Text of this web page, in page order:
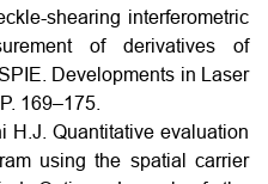
shearing interferometric
of derivatives of
Developments in Laser
169–175.
H.J. Quantitative evaluation
using the spatial carrier